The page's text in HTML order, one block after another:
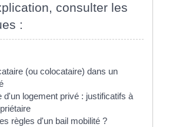
consulter les
:
(ou colocataire) dans un
d'un logement privé : justificatifs à
règles d'un bail mobilité ?